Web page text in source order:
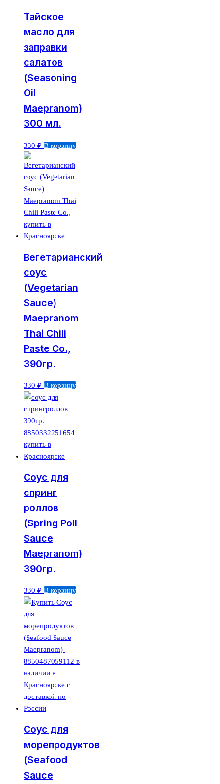
Тайское
масло для
заправки
салатов
(Seasoning
Oil
Maepranom)
300 мл.
330 ₽ В корзину
Вегетарианский
соус
(Vegetarian
Sauce)
Maepranom
Thai Chili
Paste Co.,
390гр.
330 ₽ В корзину
Соус для
спринг
роллов
(Spring Poll
Sauce
Maepranom)
390гр.
330 ₽ В корзину
Соус для
морепродуктов
(Seafood
Sauce